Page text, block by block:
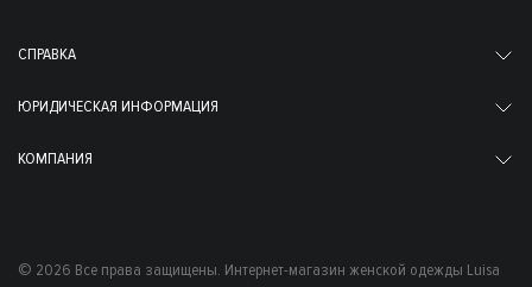
СПРАВКА
ЮРИДИЧЕСКАЯ ИНФОРМАЦИЯ
КОМПАНИЯ
© 2026 Все права защищены. Интернет-магазин женской одежды Luisa